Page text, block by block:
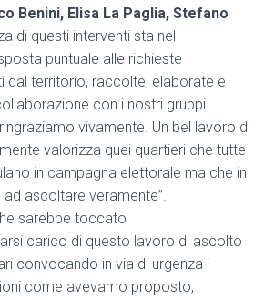
Benini, Elisa La Paglia, Stefano
di questi interventi sta nel
puntuale alle richieste
dal territorio, raccolte, elaborate e
con i nostri gruppi
vivamente. Un bel lavoro di
valorizza quei quartieri che tutte
in campagna elettorale ma che in
ascoltare veramente”.
sarebbe toccato
carico di questo lavoro di ascolto
convocando in via di urgenza i
come avevamo proposto,